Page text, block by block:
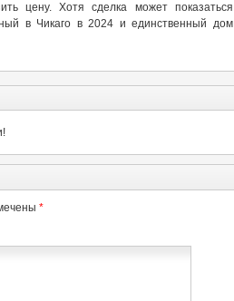
цену. Хотя сделка может показаться
в Чикаго в 2024 и единственный дом
*